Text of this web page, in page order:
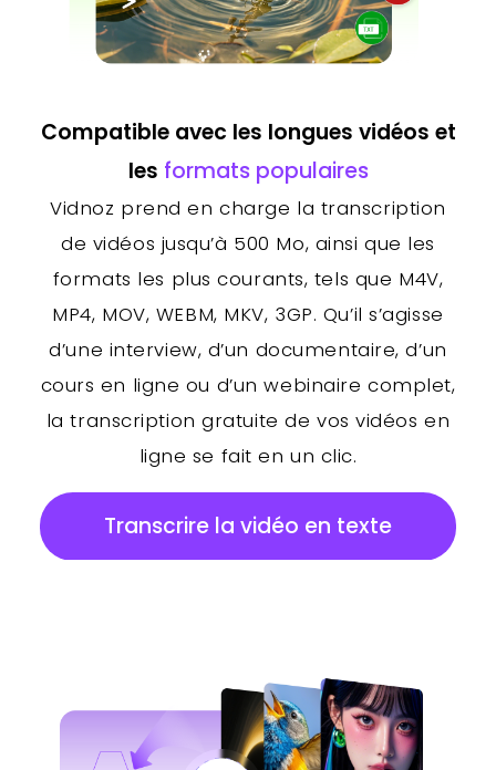
Compatible avec les longues vidéos et
les formats populaires
Vidnoz prend en charge la transcription
de vidéos jusqu’à 500 Mo, ainsi que les
formats les plus courants, tels que M4V,
MP4, MOV, WEBM, MKV, 3GP. Qu’il s’agisse
d’une interview, d’un documentaire, d’un
cours en ligne ou d’un webinaire complet,
la transcription gratuite de vos vidéos en
ligne se fait en un clic.
Transcrire la vidéo en texte